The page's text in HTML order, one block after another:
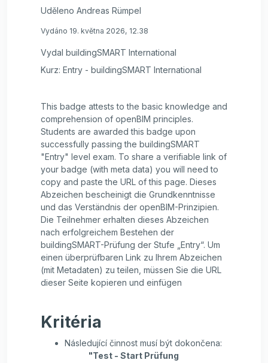
Uděleno Andreas Rümpel
Vydáno 19. května 2026, 12.38
Vydal buildingSMART International
Kurz: Entry - buildingSMART International
This badge attests to the basic knowledge and
comprehension of openBIM principles.
Students are awarded this badge upon
successfully passing the buildingSMART
"Entry" level exam. To share a verifiable link of
your badge (with meta data) you will need to
copy and paste the URL of this page. Dieses
Abzeichen bescheinigt die Grundkenntnisse
und das Verständnis der openBIM-Prinzipien.
Die Teilnehmer erhalten dieses Abzeichen
nach erfolgreichem Bestehen der
buildingSMART-Prüfung der Stufe „Entry“. Um
einen überprüfbaren Link zu Ihrem Abzeichen
(mit Metadaten) zu teilen, müssen Sie die URL
dieser Seite kopieren und einfügen
Kritéria
Následující činnost musí být dokončena:
"Test - Start Prüfung